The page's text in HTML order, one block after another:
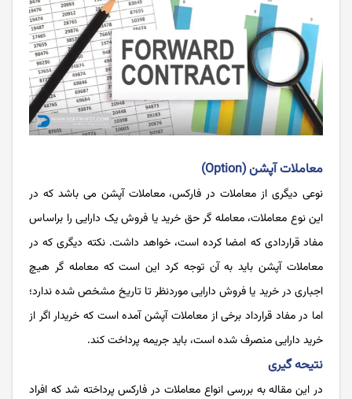
معاملات آپشن (Option)
نوعی دیگری از معاملات در فارکس، معاملات آپشن می باشد که در
این نوع معاملات، معامله گر حق خرید یا فروش یک دارایی را براساس
مفاد قراردادی که امضا کرده است، خواهد داشت. نکته دیگری که در
معاملات آپشن باید به آن توجه کرد این است که معامله گر هیچ
اجباری در خرید یا فروش دارایی موردنظر تا تاریخ مشخص شده ندارد؛
اما در مفاد قرارداد برخی از معاملات آپشن آمده است که خریدار اگر از
خرید دارایی منصرف شده است، باید جریمه پرداخت کند.
نتیحه گیری
در این مقاله به بررسی انواع معاملات در فارکس پرداخته شد که افراد